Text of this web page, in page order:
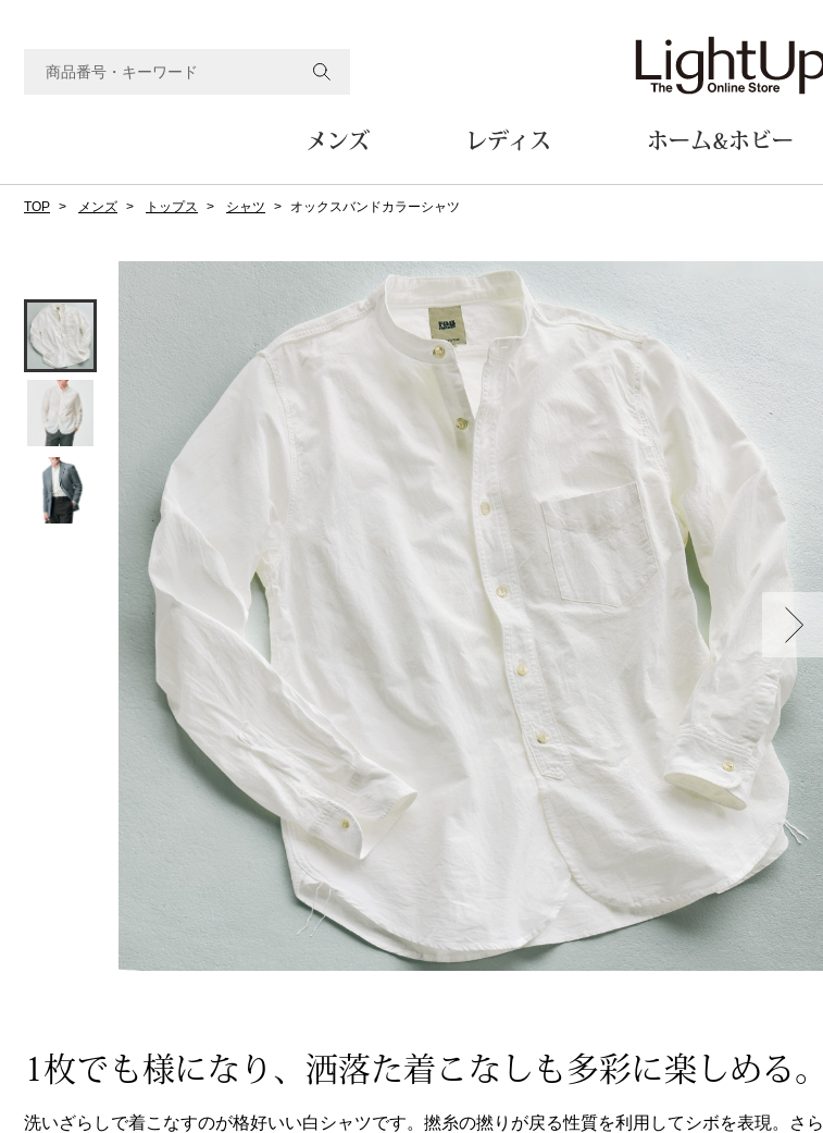
メンズ
ジャケット
コート
ブルゾン
その他
トップス
Tシャツ／カットソー
トレーナー／パーカ
セーター／カーディガン
ショート･クロップドパンツ
ルーム･アンダーウェア
ルームウェア／パジャマ
その他
ショルダーバッグ
ボディバッグ
スーツケース／キャリーバッグ
その他
シューズ
スリップオン
レースアップ
スニーカー
ブーツ
サンダル
その他
財布／小物
財布／コインケース
革小物
ポーチ
その他
ウオッチ／アクセサリー
ウオッチ
ネックレス
ブレスレット
その他
ファッション雑貨
マフラー／スヌード
スカーフ／ストール
ベルト
靴下
サングラス／メガネ
傘／日傘
その他
レディス
ジャケット
コート
ブルゾン
その他
トップス
Tシャツ／カットソー
タンクトップ／キャミソール
トレーナー／パーカ
ワンピース／チュニック
ボトムス
スカート
パンツ／スラックス
ワイド･ガウチョパンツ
ショート･クロップドパンツ
ルーム･アンダーウェア
ルームウェア／パジャマ
その他
トートバッグ
ハンドバッグ
ショルダーバッグ
クラッチバッグ
ボディバッグ
リュック･バックパック
ボストンバッグ
スーツケース／キャリーバッグ
その他
シューズ
スリップオン
レースアップ
パンプス
スニーカー
ブーツ
サンダル
その他
財布／小物
財布／コインケース
革小物
ウオッチ／アクセサリー
ウオッチ
ネックレス
ブレスレット
リング
イヤリング／ピアス
ブローチ
その他
ホーム&ホビー
テーブル／椅子･座椅子
収納家具
その他
ファブリック
クッション／座布団
ブランケット／ソファカバー
カーペット／ラグ／マット
カーテン／のれん／簾
インテリアアート･ルームアクセ
キッチン･テーブルウェア
テーブルウェア
キッチン雑貨
キッチン家電
ホビー／玩具
人形／ぬいぐるみ
光学機器
ステーショナリー
AVソフト／書籍／図録
アウトドア･スポーツ用品
その他
美術･工芸品
ボディケア
ヘアケア
メイクアップ
フレグランス
定期便
ワイン／ビール／酒
その他
頒布会
TOP メンズ トップス シャツ オックスバンドカラーシャツ
1枚でも様になり、洒落た着こなしも多彩に楽しめる。
洗いざらしで着こなすのが格好いい白シャツです。撚糸の撚りが戻る性質を利用してシボを表現。さら